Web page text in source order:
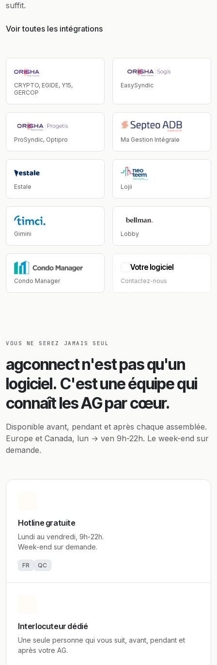
suffit.
Voir toutes les intégrations
CRYPTO, EGIDE, Y15,
GERCOP
EasySyndic
ProSyndic, Optipro Ma Gestion Intégrale
Estale Lojii
Gimini Lobby
Condo Manager
Votre logiciel
Contactez-nous
VOUS NE SEREZ JAMAIS SEUL
agconnect n'est pas qu'un
logiciel. C'est une équipe qui
connaît les AG par cœur.
Disponible avant, pendant et après chaque assemblée.
Europe et Canada, lun → ven 9h-22h. Le week-end sur
demande.
Hotline gratuite
Lundi au vendredi, 9h-22h.
Week-end sur demande.
FR QC
Interlocuteur dédié
Une seule personne qui vous suit, avant, pendant et
après votre AG.